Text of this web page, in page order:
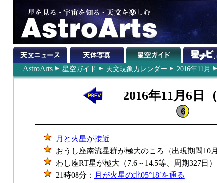
AstroArts 星空ガイド 天文現象カレンダー 2016年11月
2016年11月6日
月と火星が接近
おうし座南流星群が極大のころ（出現期間10
わし座RT星が極大（7.6～14.5等、周期327日）
21時08分： 月が火星の北05°18′を通る